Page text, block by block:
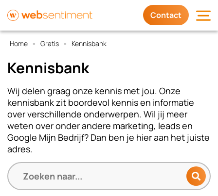
Diensten
Waarom wij
Trots op
Contact
Contact
Home Gratis Kennisbank
Kennisbank
Wij delen graag onze kennis met jou. Onze
kennisbank zit boordevol kennis en informatie
over verschillende onderwerpen. Wil jij meer
weten over onder andere marketing, leads en
Google Mijn Bedrijf? Dan ben je hier aan het juiste
adres.